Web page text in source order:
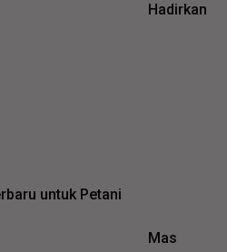
Hadirkan
untuk Petani
Mas